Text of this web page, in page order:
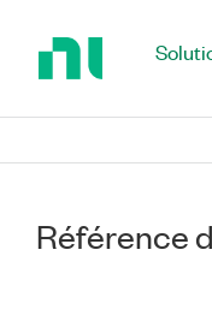
Référence